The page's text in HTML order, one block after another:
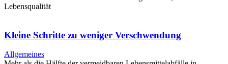
Lebensqualität
Kleine Schritte zu weniger Verschwendung
Allgemeines